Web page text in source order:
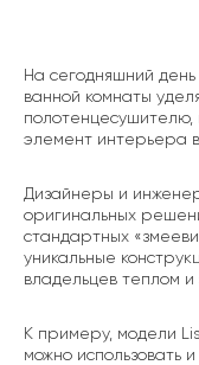
На сегодняшний день
ванной комнаты
полотенцесушителю,
элемент интерьера
Дизайнеры и
оригинальных
стандартных
уникальные
владельцев теплом и
К примеру, модели
можно использовать